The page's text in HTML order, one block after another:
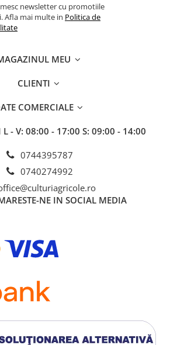
newsletter cu promotiile
Afla mai multe in Politica de
MEU
CLIENTI
COMERCIALE
L - V: 08:00 - 17:00 S: 09:00 - 14:00
0744395787
0740274992
NE IN SOCIAL MEDIA